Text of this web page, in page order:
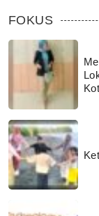
FOKUS